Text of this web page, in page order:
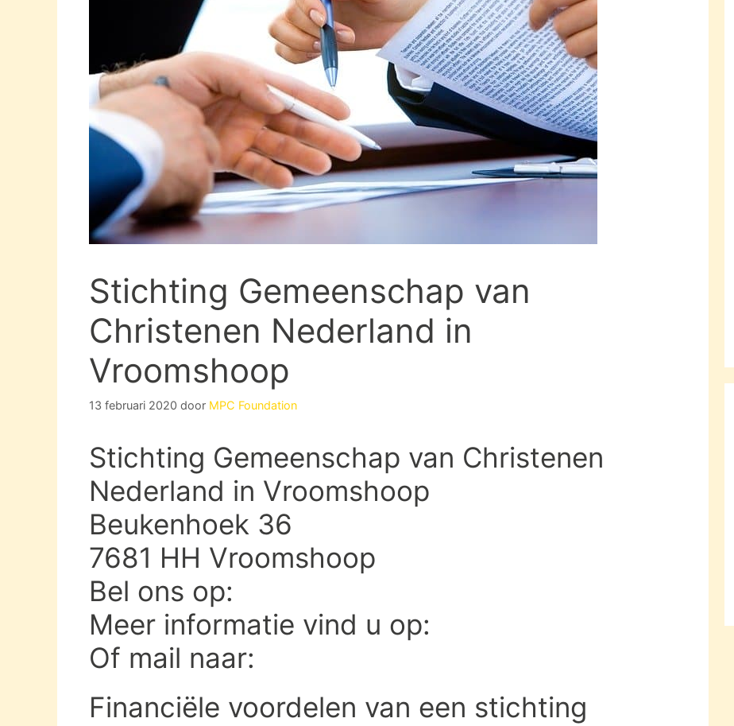
Stichting Gemeenschap van
Christenen Nederland in
Vroomshoop
13 februari 2020 door MPC Foundation
Stichting Gemeenschap van Christenen
Nederland in Vroomshoop
Beukenhoek 36
7681 HH Vroomshoop
Bel ons op:
Meer informatie vind u op:
Of mail naar:
Financiële voordelen van een stichting